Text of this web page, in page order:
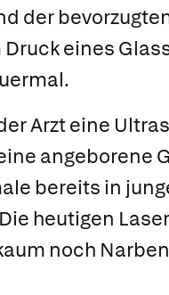
der
eines
Arzt eine
angeborene
bereits in
heutigen
noch